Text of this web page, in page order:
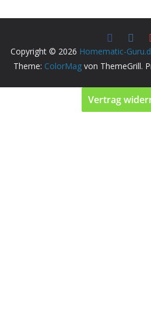
Copyright © 2026 Homematic-
Theme: ColorMagvon ThemeGrill.
Vertrag